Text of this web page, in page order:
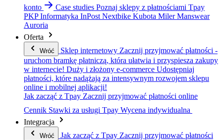
konto
Case studies Poznaj sklepy z płatnościami Tpay
PKP Informatyka InPost Nextbike Kubota Miler Manswear
Auroria
Oferta
Wróć Sklep internetowy Zacznij przyjmować płatności -
uruchom bramkę płatniczą, która ułatwia i przyspiesza zakupy
w internecie! Duży i złożony e-commerce Udostępniaj
płatności, które nadążają za intensywnym rozwojem sklepu
online i mobilnej aplikacji!
Jak zacząć z Tpay Zacznij przyjmować płatności online
Cennik Stawki za usługi Tpay Wycena indywidualna
Integracja
Wróć Jak zacząć z Tpay Zacznij przyjmować płatności